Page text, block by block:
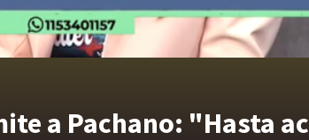
a Pachano: "Hasta